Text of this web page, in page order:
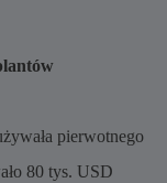
pierwotnego
80 tys. USD